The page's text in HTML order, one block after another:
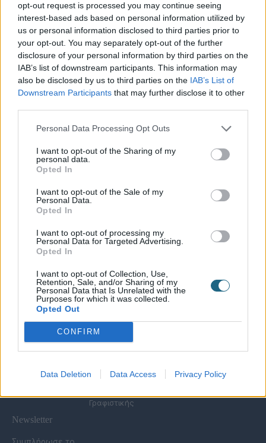
opt-out request is processed you may continue seeing
interest-based ads based on personal information utilized by
us or personal information disclosed to third parties prior to
your opt-out. You may separately opt-out of the further
disclosure of your personal information by third parties on the
IAB’s list of downstream participants. This information may
also be disclosed by us to third parties on the IAB’s List of
Downstream Participants that may further disclose it to other
Personal Data Processing Opt Outs
I want to opt-out of the Sharing of my
personal data.
Opted In
I want to opt-out of the Sale of my
Personal Data.
Opted In
I want to opt-out of processing my
Personal Data for Targeted Advertising.
Opted In
I want to opt-out of Collection, Use,
Retention, Sale, and/or Sharing of my
Personal Data that Is Unrelated with the
Purposes for which it was collected.
Opted Out
CONFIRM
Data Deletion Data Access Privacy Policy
+30 210 700 6825
+30 694 9855145
info@spagenesis.gr
Ωράριο Λειτουργίας
Δευ - Παρ: 09:00 - 18:00
Σάββατο: 10:00 - 19:00
Χρήσιμες Σελίδες
Καριέρα
Τα Νέα μας
Απορρήτου
Όροι Χρήσης Eshop
Συχνές Ερωτήσεις
Τρόποι Πληρωμής &
Spa Marketing &
Προσωπικού
Digital Marketing
Wellness Real Estate
Ανακαίνιση Spa
Εξοπλισμός
Γραφιστικής
Εξειδικευμένα
Σεμινάρια
Σεμινάρια
Αισθητικής
Σεμινάρια Μασάζ
Σεμινάρια
Newsletter